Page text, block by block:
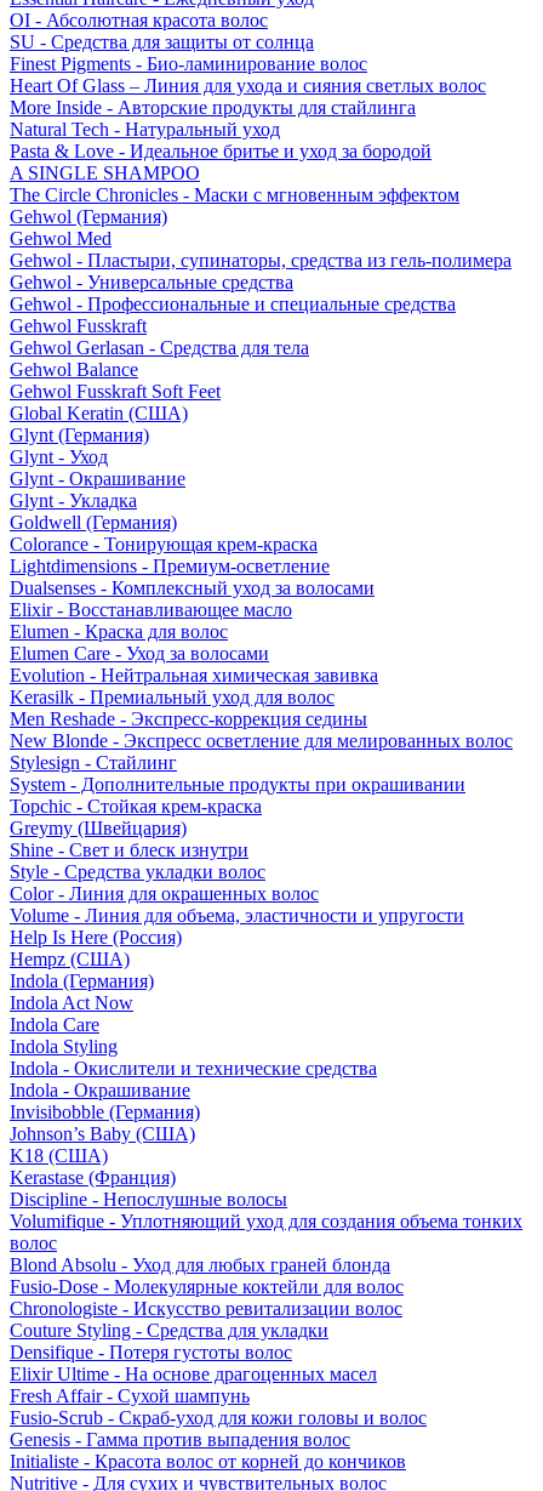
OI - Абсолютная красота волос
SU - Средства для защиты от солнца
Finest Pigments - Био-ламинирование волос
Heart Of Glass – Линия для ухода и сияния светлых волос
More Inside - Авторские продукты для стайлинга
Natural Tech - Натуральный уход
Pasta & Love - Идеальное бритье и уход за бородой
A SINGLE SHAMPOO
The Circle Chronicles - Маски с мгновенным эффектом
Gehwol (Германия)
Gehwol Med
Gehwol - Пластыри, супинаторы, средства из гель-полимера
Gehwol - Универсальные средства
Gehwol - Профессиональные и специальные средства
Gehwol Fusskraft
Gehwol Gerlasan - Средства для тела
Gehwol Balance
Gehwol Fusskraft Soft Feet
Global Keratin (США)
Glynt (Германия)
Glynt - Уход
Glynt - Окрашивание
Glynt - Укладка
Goldwell (Германия)
Colorance - Тонирующая крем-краска
Lightdimensions - Премиум-осветление
Dualsenses - Комплексный уход за волосами
Elixir - Восстанавливающее масло
Elumen - Краска для волос
Elumen Care - Уход за волосами
Evolution - Нейтральная химическая завивка
Kerasilk - Премиальный уход для волос
Men Reshade - Экспресс-коррекция седины
New Blonde - Экспресс осветление для мелированных волос
Stylesign - Стайлинг
System - Дополнительные продукты при окрашивании
Topchic - Стойкая крем-краска
Greymy (Швейцария)
Shine - Свет и блеск изнутри
Style - Средства укладки волос
Color - Линия для окрашенных волос
Volume - Линия для объема, эластичности и упругости
Help Is Here (Россия)
Hempz (США)
Indola (Германия)
Indola Act Now
Indola Care
Indola Styling
Indola - Окислители и технические средства
Indola - Окрашивание
Invisibobble (Германия)
Johnson’s Baby (США)
K18 (США)
Kerastase (Франция)
Discipline - Непослушные волосы
Volumifique - Уплотняющий уход для создания объема тонких
волос
Blond Absolu - Уход для любых граней блонда
Fusio-Dose - Молекулярные коктейли для волос
Chronologiste - Искусство ревитализации волос
Couture Styling - Средства для укладки
Densifique - Потеря густоты волос
Elixir Ultime - На основе драгоценных масел
Fresh Affair - Сухой шампунь
Fusio-Scrub - Скраб-уход для кожи головы и волос
Genesis - Гамма против выпадения волос
Initialiste - Красота волос от корней до кончиков
Nutritive - Для сухих и чувствительных волос